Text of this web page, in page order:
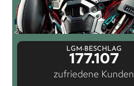
LGM-BESCHLAG
177.107
zufriedene Kunden